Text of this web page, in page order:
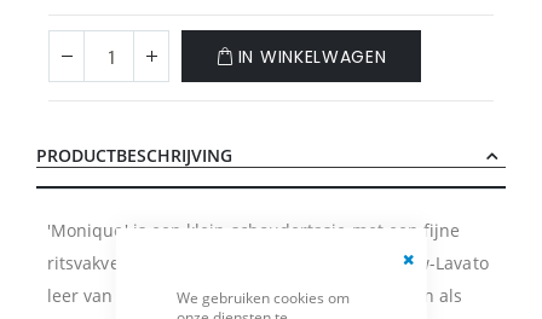
Cookie
We gebruiken cookies om
IN WINKELWAGEN
PRODUCTBESCHRIJVING
'Monique' is een klein schoudertasje met een fijne
ritsvakverdeling, gemaakt van het soepele Cow-Lavato
leer van BEAR. Doordat de vakken gevormd zijn als